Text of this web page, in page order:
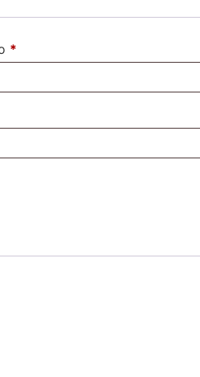
*